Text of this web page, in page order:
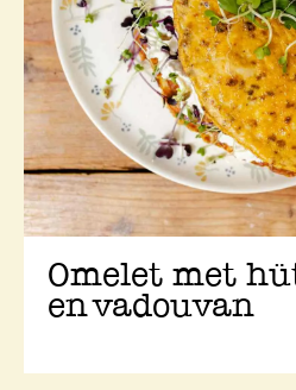
Omelet met
en vadouvan